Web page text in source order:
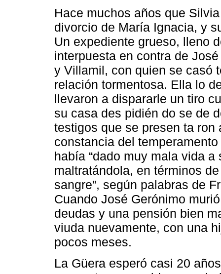
Hace muchos años que
divorcio de María Ignacia, y
Un expediente grueso, lleno
interpuesta en contra de
y Villamil, con quien se casó
relación tormentosa. Ella lo
llevaron a dispararle un tiro
su casa des pidién do se de
testigos que se presen ta
constancia del
había “dado muy mala vida
maltratándola, en términos
sangre”, según palabras de
Cuando José Gerónimo
deudas y una pensión bien
viuda nuevamente, con una
pocos meses.
La Güera esperó casi 20